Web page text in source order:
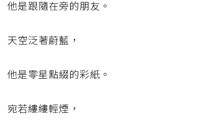
他是跟隨在旁的朋友。
天空泛著蔚藍，
他是零星點綴的彩紙。
宛若縷縷輕煙，